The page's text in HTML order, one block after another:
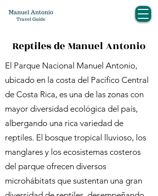
Reptiles de Manuel Antonio
El Parque Nacional Manuel Antonio,
ubicado en la costa del Pacífico Central
de Costa Rica, es una de las zonas con
mayor diversidad ecológica del país,
albergando una rica variedad de
reptiles. El bosque tropical lluvioso, los
manglares y los ecosistemas costeros
del parque ofrecen diversos
microhábitats que sustentan una gran